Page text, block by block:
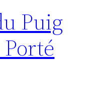
Puig